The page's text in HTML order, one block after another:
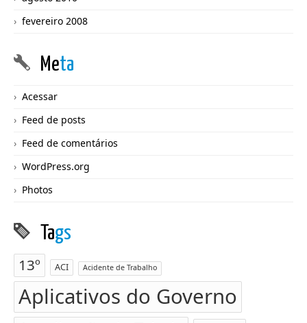
fevereiro 2008
Meta
Acessar
Feed de posts
Feed de comentários
WordPress.org
Photos
Tags
13º ACI Acidente de Trabalho
Aplicativos do Governo